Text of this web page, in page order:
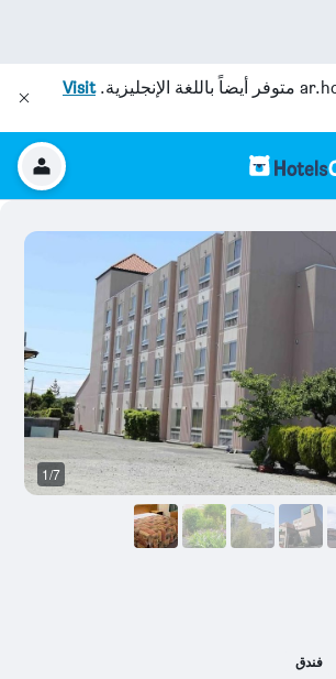
متوفر أيضاً باللغة الإنجليزية.Visit
فندق
1/7